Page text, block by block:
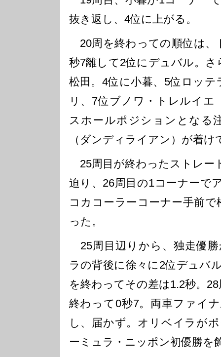
抜き返し、4位に上がる。
20周を終わっての順位は、
秒7離して2位にデュバル。
松田。4位に小暮、5位ロッ
リ、7位ブノワ・トレルイエ
スホールポジションとなる
（ダンディライアン）が着け
25周目が終わったストレー
迫り、26周目の1コーナーで
コカコーラーコーナー手前
った。
25周目辺りから、独走優
ラの背後に徐々に2位デュバ
を終わってその差は1.2秒。
終わって0秒7。両車ファイ
し、届かず。オリベイラが
ーミュラ・ニッポン初優勝を